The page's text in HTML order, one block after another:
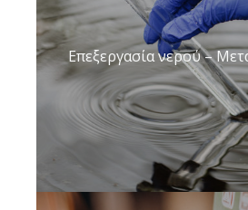
Επεξεργασία νερού –